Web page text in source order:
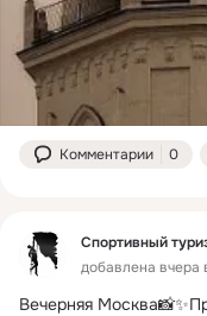
Комментарии 0
Спортивный
добавлена вчера
Вечерняя